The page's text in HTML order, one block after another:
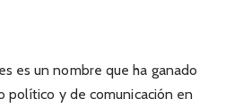
es un nombre que ha ganado
político y de comunicación en